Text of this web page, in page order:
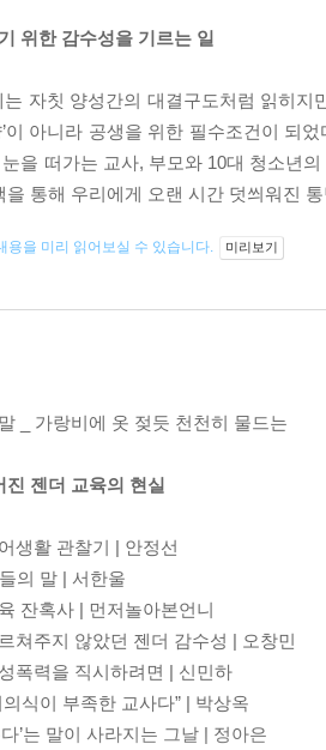
위한 감수성을 기르는 일
는 자칫 양성간의 대결구도처럼 읽히
’이 아니라 공생을 위한 필수조건이 되
을 떠가는 교사, 부모와 10대 청소년
을 통해 우리에게 오랜 시간 덧씌워진
용을 미리 읽어보실 수 있습니다. 미리보기
_ 가랑비에 옷 젖듯 천천히 물드는
진 젠더 교육의 현실
생활 관찰기 | 안정선
의 말 | 서한울
잔혹사 | 먼저놀아본언니
쳐주지 않았던 젠더 감수성 | 오창민
폭력을 직시하려면 | 신민하
의식이 부족한 교사다” | 박상옥
다’는 말이 사라지는 그날 | 정아은